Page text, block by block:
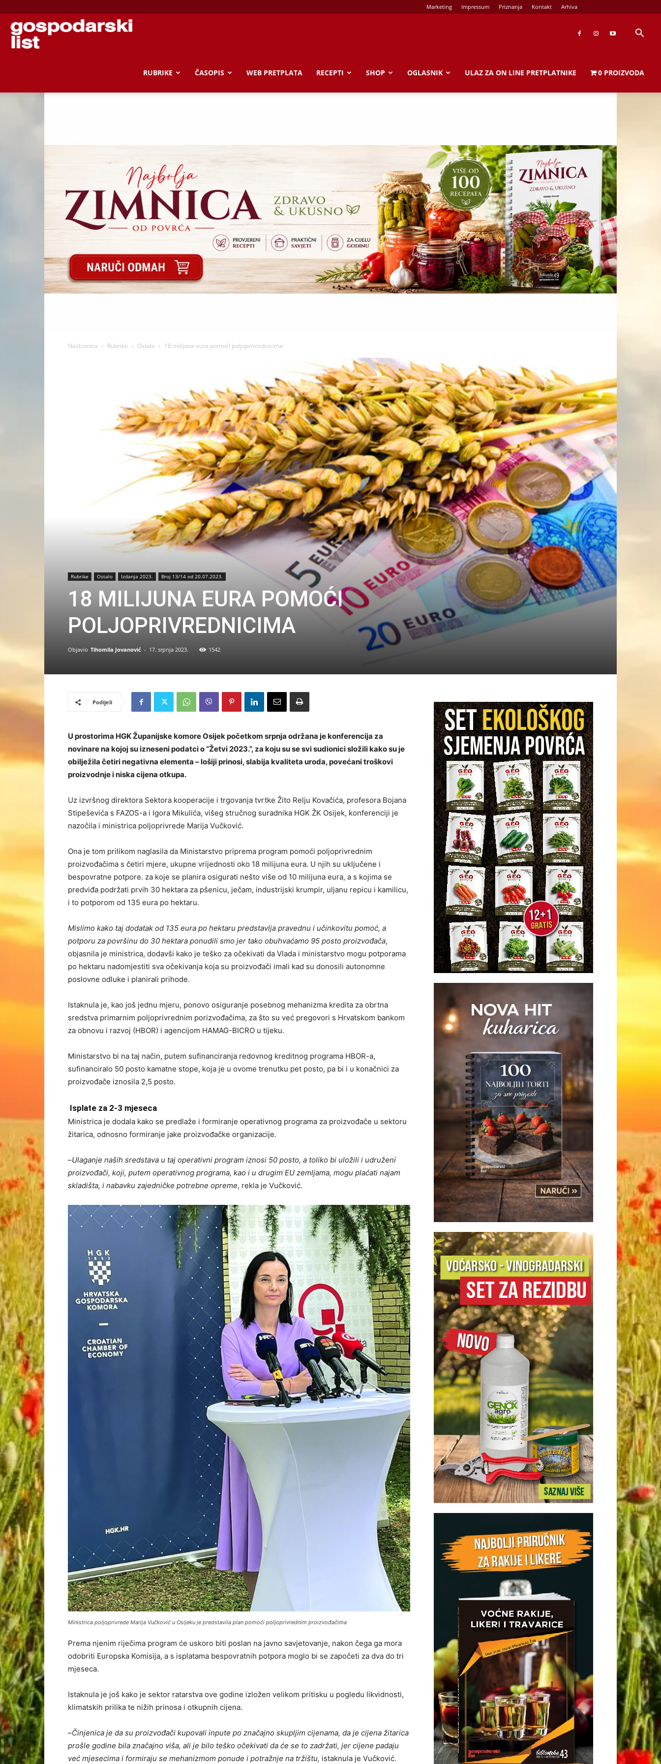
Marketing Impressum Priznanja Kontakt Arhiva
Gospodarski
RUBRIKE ČASOPIS WEB PRETPLATA RECEPTI SHOP OGLASNIK ULAZ ZA ON LINE PRETPLATNIKE 0 PROIZVODA
Naslovnica Rubrike Ostalo 18 milijuna eura pomoći poljoprivrednicima
Rubrike Ostalo Izdanja 2023. Broj 13/14 od 20.07.2023.
18 MILIJUNA EURA POMOĆI
POLJOPRIVREDNICIMA
Objavio Tihomila Jovanović - 17. srpnja 2023. 1542
Podijeli
U prostorima HGK Županijske komore Osijek početkom srpnja održana je konferencija za
novinare na kojoj su izneseni podatci o “Žetvi 2023.”, za koju su se svi sudionici složili kako su je
obilježila četiri negativna elementa – lošiji prinosi, slabija kvaliteta uroda, povećani troškovi
proizvodnje i niska cijena otkupa.
Uz izvršnog direktora Sektora kooperacije i trgovanja tvrtke Žito Relju Kovačića, profesora Bojana
Stipeševića s FAZOS-a i Igora Mikulića, višeg stručnog suradnika HGK ŽK Osijek, konferenciji je
nazočila i ministrica poljoprivrede Marija Vučković.
Ona je tom prilikom naglasila da Ministarstvo priprema program pomoći poljoprivrednim
proizvođačima s četiri mjere, ukupne vrijednosti oko 18 milijuna eura. U njih su uključene i
bespovratne potpore. za koje se planira osigurati nešto više od 10 milijuna eura, a s kojima se
predviđa podržati prvih 30 hektara za pšenicu, ječam, industrijski krumpir, uljanu repicu i kamilicu,
i to potporom od 135 eura po hektaru.
Mislimo kako taj dodatak od 135 eura po hektaru predstavlja pravednu i učinkovitu pomoć, a
potporu za površinu do 30 hektara ponudili smo jer tako obuhvaćamo 95 posto proizvođača,
objasnila je ministrica, dodavši kako je teško za očekivati da Vlada i ministarstvo mogu potporama
po hektaru nadomjestiti sva očekivanja koja su proizvođači imali kad su donosili autonomne
poslovne odluke i planirali prihode.
Istaknula je, kao još jednu mjeru, ponovo osiguranje posebnog mehanizma kredita za obrtna
sredstva primarnim poljoprivrednim porizvođačima, za što su već pregovori s Hrvatskom bankom
za obnovu i razvoj (HBOR) i agencijom HAMAG-BICRO u tijeku.
Ministarstvo bi na taj način, putem sufinanciranja redovnog kreditnog programa HBOR-a,
sufinanciralo 50 posto kamatne stope, koja je u ovome trenutku pet posto, pa bi i u konačnici za
proizvođače iznosila 2,5 posto.
Isplate za 2-3 mjeseca
Ministrica je dodala kako se predlaže i formiranje operativnog programa za proizvođače u sektoru
žitarica, odnosno formiranje jake proizvođačke organizacije.
–Ulaganje naših sredstava u taj operativni program iznosi 50 posto, a toliko bi uložili i udruženi
proizvođači, koji, putem operativnog programa, kao i u drugim EU zemljama, mogu plaćati najam
skladišta, i nabavku zajedničke potrebne opreme, rekla je Vučković.
Ministrica poljoprivrede Marija Vučković u Osijeku je predstavila plan pomoći poljoprivrednim proizvođačima
Prema njenim riječima program će uskoro biti poslan na javno savjetovanje, nakon čega ga mora
odobriti Europska Komisija, a s isplatama bespovratnih potpora moglo bi se započeti za dva do tri
mjeseca.
Istaknula je još kako je sektor ratarstva ove godine izložen velikom pritisku u pogledu likvidnosti,
klimatskih prilika te nižih prinosa i otkupnih cijena.
–Činjenica je da su proizvođači kupovali inpute po značajno skupljim cijenama, da je cijena žitarica
prošle godine bila značajno viša, ali je bilo teško očekivati da će se to zadržati, jer cijene padaju
već mjesecima i formiraju se mehanizmom ponude i potražnje na tržištu, istaknula je Vučković.